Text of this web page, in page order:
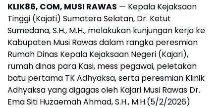
KLIK86, COM, MUSI RAWAS — Kepala Kejaksaan
Tinggi (Kajati) Sumatera Selatan, Dr. Ketut
Sumedana, S.H., M.H., melakukan kunjungan kerja ke
Kabupaten Musi Rawas dalam rangka peresmian
Rumah Dinas Kepala Kejaksaan Negeri (Kajari),
rumah dinas para Kasi, mess pegawai, peletakan
batu pertama TK Adhyaksa, serta peresmian Klinik
Adhyaksa yang digagas oleh Kajari Musi Rawas Dr.
Ema Siti Huzaemah Ahmad, S.H., M.H.(5/2/2026)